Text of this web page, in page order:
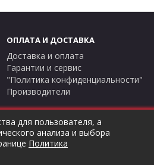
ОПЛАТА И ДОСТАВКА
Доставка и оплата
Гарантии и сервис
"Политика конфиденциальности"
Производители
"Политикой конфиденциальности"
и не являются публичной
для пользователя, а
анализа и выбора
Политика